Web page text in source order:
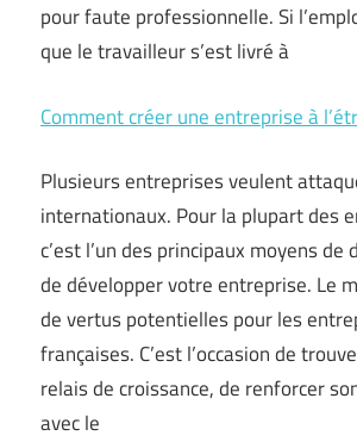
pour faute professionnelle. Si
que le travailleur s’est livré à
Comment créer une entreprise à
Plusieurs entreprises veulent
internationaux. Pour la plupart des
c’est l’un des principaux moyens de
de développer votre entreprise. Le
de vertus potentielles pour les
françaises. C’est l’occasion de
relais de croissance, de renforcer
avec le